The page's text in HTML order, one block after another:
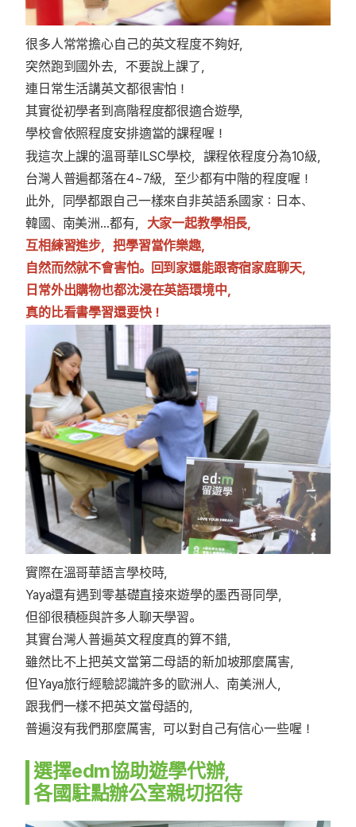
很多人常常擔心自己的英文程度不夠好，
突然跑到國外去，不要說上課了，
連日常生活講英文都很害怕！
其實從初學者到高階程度都很適合遊學，
學校會依照程度安排適當的課程喔！
我這次上課的溫哥華ILSC學校，課程依程度分為10級，
台灣人普遍都落在4~7級，至少都有中階的程度喔！
此外，同學都跟自己一樣來自非英語系國家：日本、
韓國、南美洲…都有， 大家一起教學相長，
互相練習進步，把學習當作樂趣，
自然而然就不會害怕。回到家還能跟寄宿家庭聊天，
日常外出購物也都沈浸在英語環境中，
真的比看書學習還要快！
實際在溫哥華語言學校時，
Yaya還有遇到零基礎直接來遊學的墨西哥同學，
但卻很積極與許多人聊天學習。
其實台灣人普遍英文程度真的算不錯，
雖然比不上把英文當第二母語的新加坡那麼厲害，
但Yaya旅行經驗認識許多的歐洲人、南美洲人，
跟我們一樣不把英文當母語的，
普遍沒有我們那麼厲害，可以對自己有信心一些喔！
選擇edm協助遊學代辦，
各國駐點辦公室親切招待